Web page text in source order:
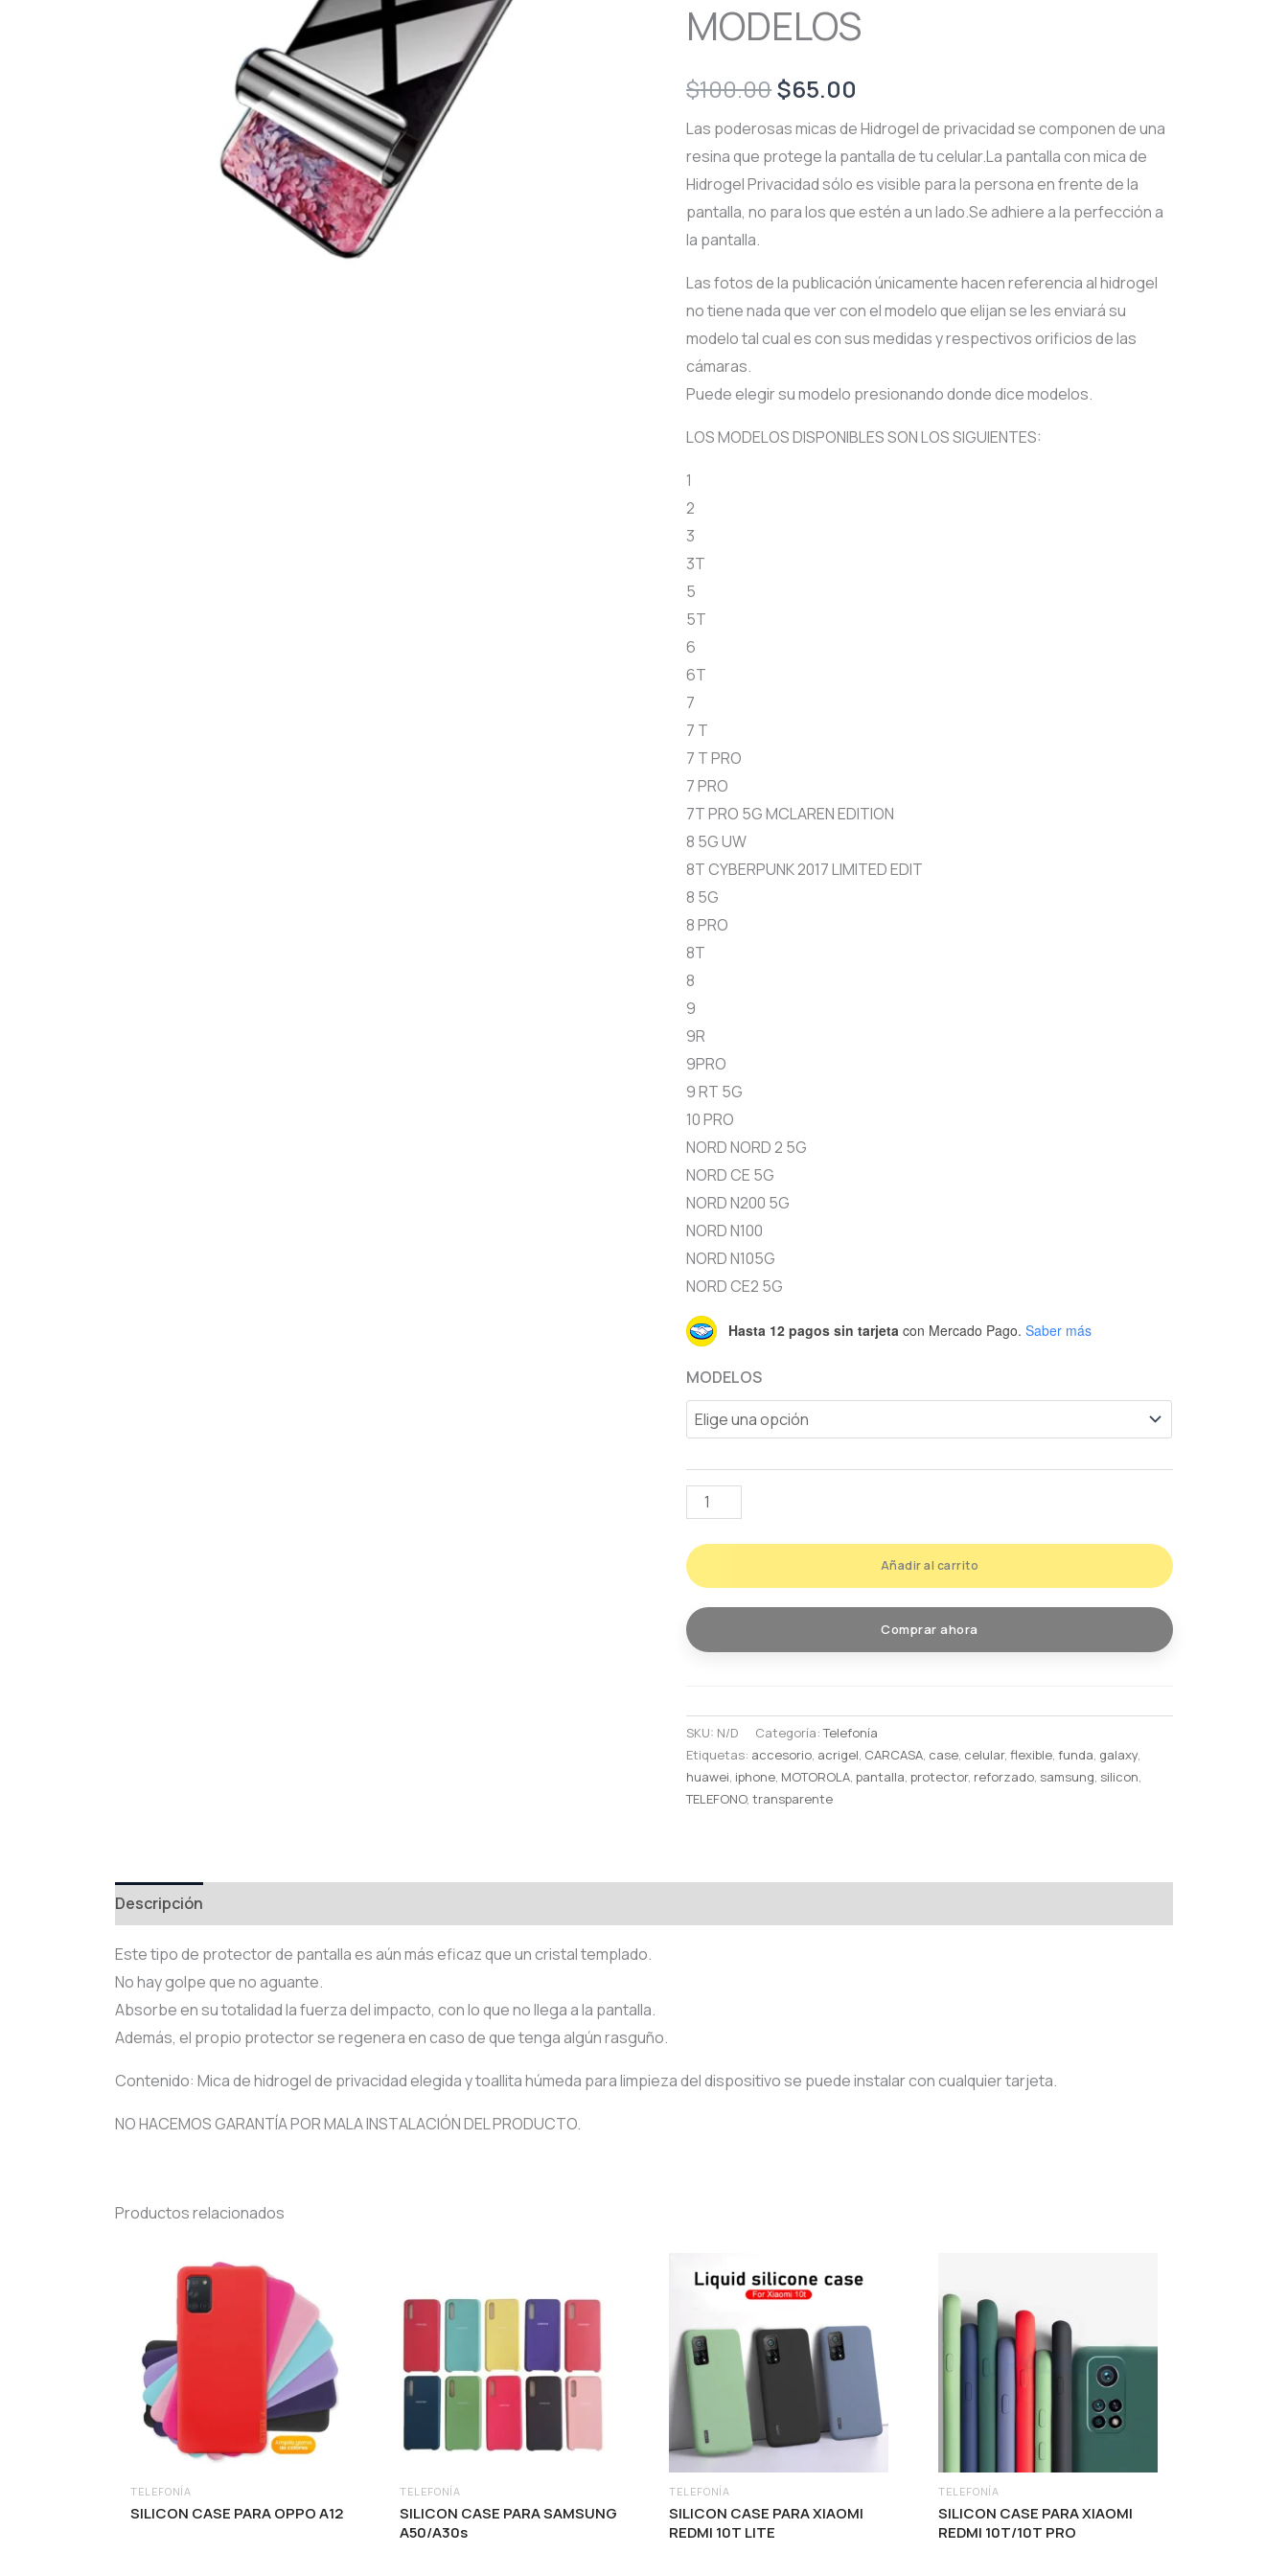
MODELOS
$100.00Original
price
was:
$100.00.
$65.00
price
is:
$65.00.
Las poderosas micas de Hidrogel de privacidad se componen de una
resina que protege la pantalla de tu celular.La pantalla con mica de
Hidrogel Privacidad sólo es visible para la persona en frente de la
pantalla, no para los que estén a un lado.Se adhiere a la perfección a
la pantalla.
Las fotos de la publicación únicamente hacen referencia al hidrogel
no tiene nada que ver con el modelo que elijan se les enviará su
modelo tal cual es con sus medidas y respectivos orificios de las
cámaras.
Puede elegir su modelo presionando donde dice modelos.
LOS MODELOS DISPONIBLES SON LOS SIGUIENTES:
1
2
3
3T
5
5T
6
6T
7
7 T
7 T PRO
7 PRO
7T PRO 5G MCLAREN EDITION
8 5G UW
8T CYBERPUNK 2017 LIMITED EDIT
8 5G
8 PRO
8T
8
9
9R
9PRO
9 RT 5G
10 PRO
NORD NORD 2 5G
NORD CE 5G
NORD N200 5G
NORD N100
NORD N105G
NORD CE2 5G
Hasta 12 pagos sin tarjeta con Mercado Pago. Saber más
MODELOS
HIDROGEL
DE
PRIVACIDAD
PARA
ONE
PLUS
MODELOS
cantidad
Añadir al carrito
Comprar ahora
SKU: N/D Categoría:Telefonía
Etiquetas: accesorio, acrigel, CARCASA, case, celular,flexible,funda, galaxy,
huawei, iphone, MOTOROLA,pantalla,protector, reforzado, samsung, silicon,
TELEFONO,transparente
Descripción
Este tipo de protector de pantalla es aún más eficaz que un cristal templado.
No hay golpe que no aguante.
Absorbe en su totalidad la fuerza del impacto, con lo que no llega a la pantalla.
Además, el propio protector se regenera en caso de que tenga algún rasguño.
Contenido: Mica de hidrogel de privacidad elegida y toallita húmeda para limpieza del dispositivo se puede instalar con cualquier tarjeta.
NO HACEMOS GARANTÍA POR MALA INSTALACIÓN DEL PRODUCTO.
Productos relacionados
TELEFONÍA
SILICON CASE PARA OPPO A12
TELEFONÍA
SILICON CASE PARA SAMSUNG
A50/A30s
TELEFONÍA
SILICON CASE PARA XIAOMI
REDMI 10T LITE
TELEFONÍA
SILICON CASE PARA XIAOMI
REDMI 10T/10T PRO